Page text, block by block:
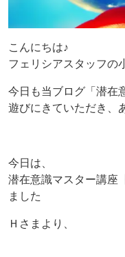
こんにちは♪
フェリシアスタッフの
今日も当ブログ「潜在
遊びにきていただき、
今日は、
潜在意識マスター講座
ました
Ｈさまより、